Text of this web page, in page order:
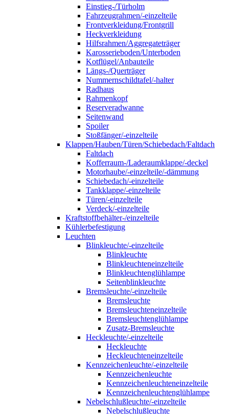
Einstieg-/Türholm
Fahrzeugrahmen/-einzelteile
Frontverkleidung/Frontgrill
Heckverkleidung
Hilfsrahmen/Aggregateträger
Karosserieboden/Unterboden
Kotflügel/Anbauteile
Längs-/Querträger
Nummernschildtafel/-halter
Radhaus
Rahmenkopf
Reserveradwanne
Seitenwand
Spoiler
Stoßfänger/-einzelteile
Klappen/Hauben/Türen/Schiebedach/Faltdach
Faltdach
Kofferraum-/Laderaumklappe/-deckel
Motorhaube/-einzelteile/-dämmung
Schiebedach/-einzelteile
Tankklappe/-einzelteile
Türen/-einzelteile
Verdeck/-einzelteile
Kraftstoffbehälter-/einzelteile
Kühlerbefestigung
Leuchten
Blinkleuchte/-einzelteile
Blinkleuchte
Blinkleuchteneinzelteile
Blinkleuchtenglühlampe
Seitenblinkleuchte
Bremsleuchte/-einzelteile
Bremsleuchte
Bremsleuchteneinzelteile
Bremsleuchtenglühlampe
Zusatz-Bremsleuchte
Heckleuchte/-einzelteile
Heckleuchte
Heckleuchteneinzelteile
Kennzeichenleuchte/-einzelteile
Kennzeichenleuchte
Kennzeichenleuchteneinzelteile
Kennzeichenleuchtenglühlampe
Nebelschlußleuchte/-einzelteile
Nebelschlußleuchte